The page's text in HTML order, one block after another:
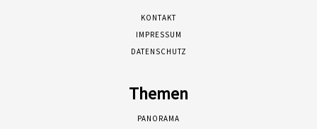
KONTAKT
IMPRESSUM
DATENSCHUTZ
Themen
PANORAMA